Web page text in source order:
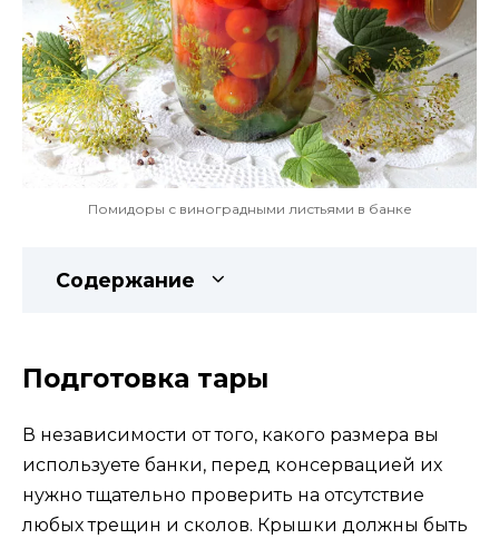
Помидоры с виноградными листьями в банке
Содержание
Подготовка тары
В независимости от того, какого размера вы
используете банки, перед консервацией их
нужно тщательно проверить на отсутствие
любых трещин и сколов. Крышки должны быть